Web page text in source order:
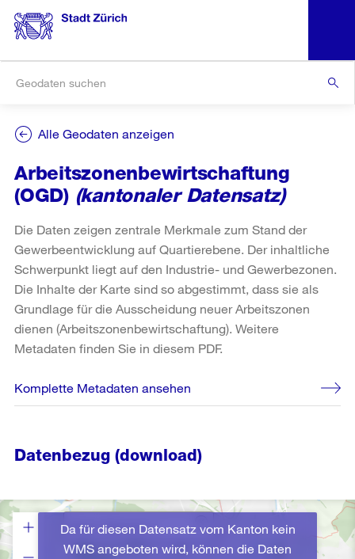
Alle Geodaten anzeigen
Arbeitszonenbewirtschaftung
(OGD) (kantonaler Datensatz)
Die Daten zeigen zentrale Merkmale zum Stand der
Gewerbeentwicklung auf Quartierebene. Der inhaltliche
Schwerpunkt liegt auf den Industrie- und Gewerbezonen.
Die Inhalte der Karte sind so abgestimmt, dass sie als
Grundlage für die Ausscheidung neuer Arbeitszonen
dienen (Arbeitszonenbewirtschaftung). Weitere
Metadaten finden Sie in diesem PDF.
Komplette Metadaten ansehen
Datenbezug (download)
Da für diesen Datensatz vom Kanton kein
WMS angeboten wird, können die Daten